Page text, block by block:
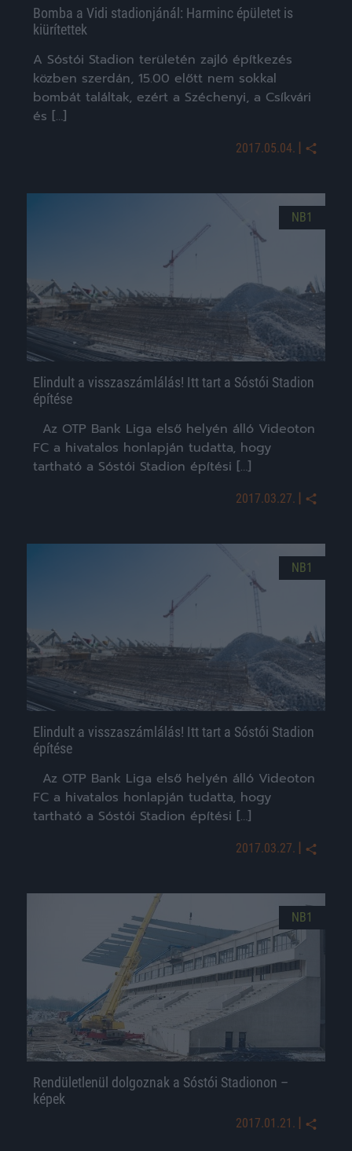
Bomba a Vidi stadionjánál: Harminc épületet is
kiürítettek
A Sóstói Stadion területén zajló építkezés
közben szerdán, 15.00 előtt nem sokkal
bombát találtak, ezért a Széchenyi, a Csíkvári
és […]
2017.05.04. |
NB1
Elindult a visszaszámlálás! Itt tart a Sóstói Stadion
építése
Az OTP Bank Liga első helyén álló Videoton
FC a hivatalos honlapján tudatta, hogy
tartható a Sóstói Stadion építési […]
2017.03.27. |
NB1
Elindult a visszaszámlálás! Itt tart a Sóstói Stadion
építése
Az OTP Bank Liga első helyén álló Videoton
FC a hivatalos honlapján tudatta, hogy
tartható a Sóstói Stadion építési […]
2017.03.27. |
NB1
Rendületlenül dolgoznak a Sóstói Stadionon –
képek
2017.01.21. |